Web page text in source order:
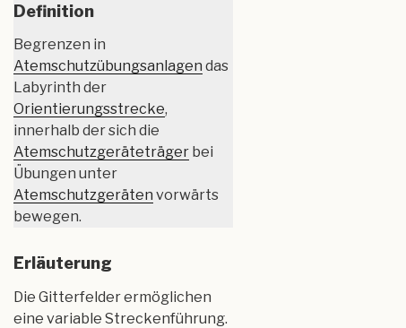
Definition
Begrenzen in
Atemschutzübungsanlagen das
Labyrinth der
Orientierungsstrecke,
innerhalb der sich die
Atemschutzgeräteträger bei
Übungen unter
Atemschutzgeräten vorwärts
bewegen.
Erläuterung
Die Gitterfelder ermöglichen
eine variable Streckenführung.